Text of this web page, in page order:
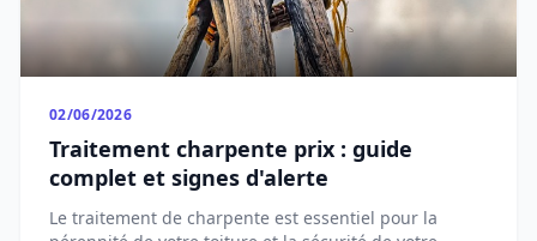
02/06/2026
Traitement charpente prix : guide
complet et signes d'alerte
Le traitement de charpente est essentiel pour la